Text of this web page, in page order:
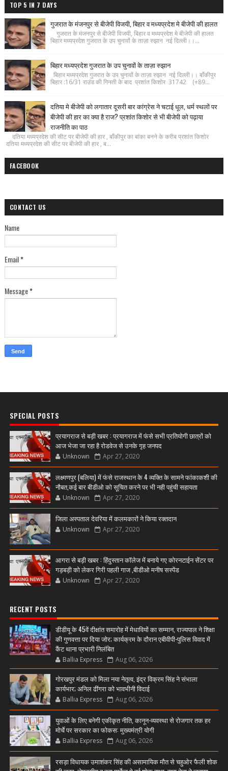
TOP 5 IN 7 DAYS
गुजरात के मंजनपुर से बीजेपी विजयी, बिहार व मध्यप्रदेश मे बीजेपी की हालत
गुजरात के मंजनपुर से बीजेपी विजयी, बिहार व मध्यप्रदेश मे बीजेपी की हालत
बिहार मध्यप्रदेश गुजरात के उप चुनावों के ताज़ा रुझान नई दिल्ली।।...
बिहार मध्यप्रदेश गुजरात के उप चुनावों के ताज़ा रुझान
बिहार मध्यप्रदेश गुजरात के उप चुनावों के ताज़ा रुझान नई दिल्ली।। बाँकीपुर
बिहार :16/31 राउंड की गिनती के बाद प्रशांत किशोर 31742 (+89...
दतिया मे बीजेपी को लगातार दूसरी बार कांग्रेस ने चटाई धूल, धर्म स्थलों पर
बीजेपी की हार का क्या है राज? प्रशांत किशोर से भी बीजेपी को पढ़ाया
राजनीति का पाठ
दतिया मध्यप्रदेश की सीट पर बीजेपी की हार , बाँकीपुर का बांका बनने के करीब प्रशांत किशोर
दतिया मध्यप्रदेश की सीट पर बीजेपी की हार , ब...
FACEBOOK
CONTACT US
Name
Email*
Message*
SPECIAL POSTS
प्रयागराज से बड़ी खबर : प्रयागराज में फंसे सभी प्रतियोगी छात्रों को
आज भेजा जा रहा है रोडवेज से उनके गृह जनपद
Unknown Apr 27, 2020
लक्ष्मणपुर (बलिया) में फंसे राजस्थान के 4 व्यक्ति के सामने फांकाकशी की
नौबत,कई बार बीडीओ को सूचित करने पर भी नही पहुंची सहायता
Unknown Apr 27, 2020
जिला अस्पताल देवरिया में कलमकारों ने किया रक्तदान
Unknown Apr 27, 2020
आगरा से बड़ी खबर : हिंदुस्तान कॉलेज में बनाये गए कोरनटाईन सेंटर पर
गड़बड़ी को लेकर गिरी पहली गाज ,बीडीओ मनीष सस्पेंड
Unknown Apr 27, 2020
RECENT POSTS
डीडीयू के 45वें दीक्षांत समारोह में मेधावियों का सम्मान, राज्यपाल ने शिक्षा
की गुणवत्ता पर दिया जोर; कार्यक्रम के दौरान एबीवीपी-पुलिस विवाद में
कैंट थाना प्रभारी निलंबित
Ballia Express Aug 06, 2026
गोरखपुर मंडल को मिला नया नेतृत्व, इंद्र विक्रम सिंह ने संभाला
कार्यभार; अनिल ढींगरा को भावभीनी विदाई
Ballia Express Aug 06, 2026
युवाओं के लिए बनेगी एकीकृत नीति, कानून-व्यवस्था से रोजगार तक हर
मोर्चे पर सरकार का फोकस: मुख्यमंत्री योगी
Ballia Express Aug 06, 2026
रसड़ा विधायक उमाशंकर सिंह की असामायिक मौत से चहुओर फैली शोक